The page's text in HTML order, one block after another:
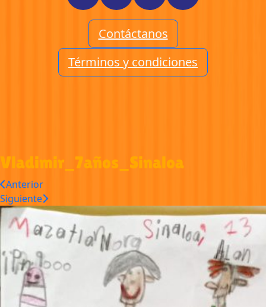
Contáctanos
Términos y condiciones
Vladimir_7años_Sinaloa
Anterior
Siguiente